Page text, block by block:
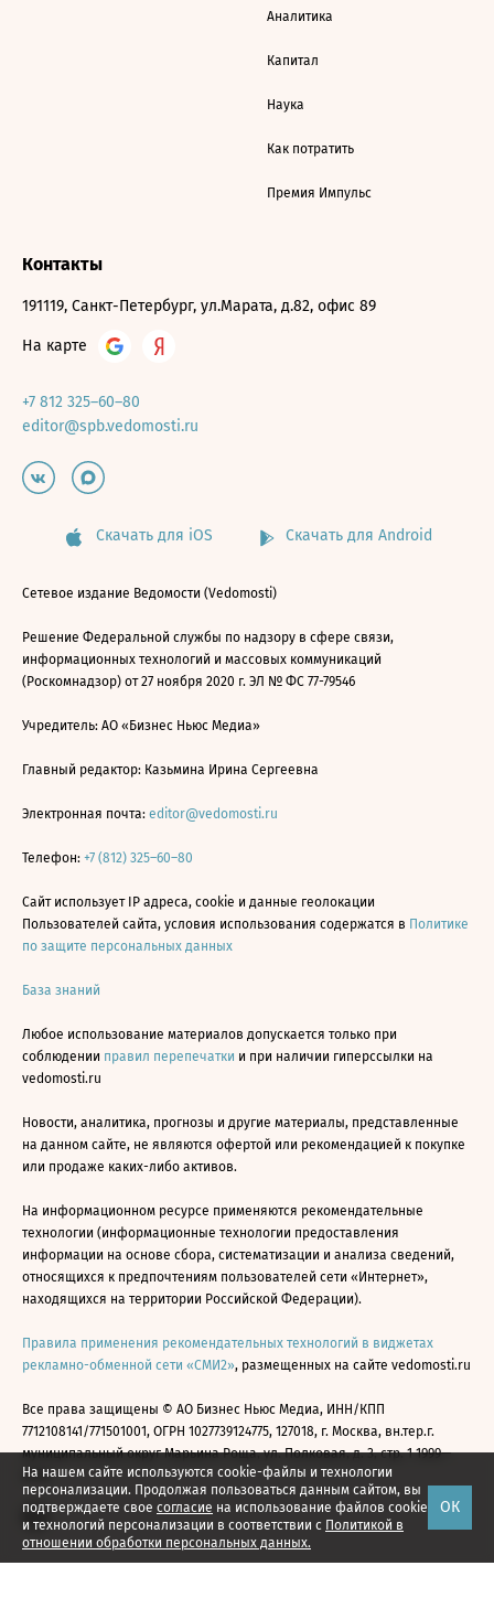
На нашем сайте используются cookie-файлы и технологии
персонализации. Продолжая пользоваться данным сайтом, вы
подтверждаете свое согласие на использование файлов cookie
и технологий персонализации в соответствии с Политикой в
отношении обработки персональных данных.
ОК
Аналитика
Капитал
Наука
Как потратить
Премия Импульс
Контакты
191119, Санкт-Петербург, ул.Марата, д.82, офис 89
На карте
+7 812 325–60–80
editor@spb.vedomosti.ru
Скачать для iOS Скачать для Android
Сетевое издание Ведомости (Vedomosti)
Решение Федеральной службы по надзору в сфере связи,
информационных технологий и массовых коммуникаций
(Роскомнадзор) от 27 ноября 2020 г. ЭЛ № ФС 77-79546
Учредитель: АО «Бизнес Ньюс Медиа»
Главный редактор: Казьмина Ирина Сергеевна
Электронная почта: editor@vedomosti.ru
Телефон: +7 (812) 325–60–80
Сайт использует IP адреса, cookie и данные геолокации
Пользователей сайта, условия использования содержатся в Политике
по защите персональных данных
База знаний
Любое использование материалов допускается только при
соблюдении правил перепечатки и при наличии гиперссылки на
vedomosti.ru
Новости, аналитика, прогнозы и другие материалы, представленные
на данном сайте, не являются офертой или рекомендацией к покупке
или продаже каких-либо активов.
На информационном ресурсе применяются рекомендательные
технологии (информационные технологии предоставления
информации на основе сбора, систематизации и анализа сведений,
относящихся к предпочтениям пользователей сети «Интернет»,
находящихся на территории Российской Федерации).
Правила применения рекомендательных технологий в виджетах
рекламно-обменной сети «СМИ2», размещенных на сайте vedomosti.ru
Все права защищены © АО Бизнес Ньюс Медиа, ИНН/КПП
7712108141/771501001, ОГРН 1027739124775, 127018, г. Москва, вн.тер.г.
муниципальный округ Марьина Роща, ул. Полковая, д. 3, стр. 1 1999—
2026